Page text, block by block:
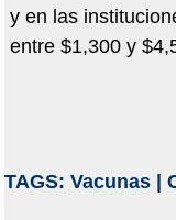
y en las
entre $1,300 y
TAGS: Vacunas|